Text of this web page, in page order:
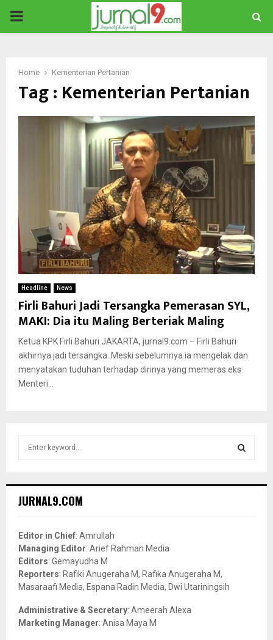
PRIMARY
Home Kementerian Pertanian
Tag : Kementerian Pertanian
Headline News
Firli Bahuri Jadi Tersangka Pemerasan SYL,
MAKI: Dia itu Maling Berteriak Maling
Ketua KPK Firli Bahuri JAKARTA, jurnal9.com – Firli Bahuri
akhirnya jadi tersangka. Meski sebelumnya ia mengelak dan
menyatakan tuduhan terhadap dirinya yang memeras eks
Menteri...
h
o
r
:
JURNAL9.COM
Editor in Chief: Amrullah
Managing Editor: Arief Rahman Media
Editors: Gemayudha M
Reporters: Rafiki Anugeraha M, Rafika Anugeraha M,
Masaraafi Media, Espana Radin Media, Dwi Utariningsih
Administrative & Secretary: Ameerah Alexa
Marketing Manager: Anisa Maya M